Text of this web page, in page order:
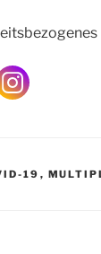
19 ,